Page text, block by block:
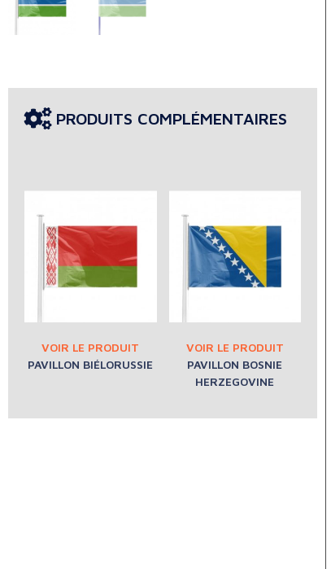
PRODUITS COMPLÉMENTAIRES
PAVILLON BIÉLORUSSIE
PAVILLON BOSNIE
HERZEGOVINE